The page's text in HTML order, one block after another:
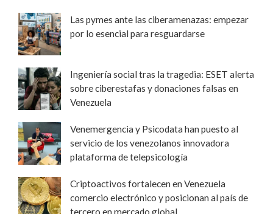
Las pymes ante las ciberamenazas: empezar
por lo esencial para resguardarse
Ingeniería social tras la tragedia: ESET alerta
sobre ciberestafas y donaciones falsas en
Venezuela
Venemergencia y Psicodata han puesto al
servicio de los venezolanos innovadora
plataforma de telepsicología
Criptoactivos fortalecen en Venezuela
comercio electrónico y posicionan al país de
tercero en mercado global